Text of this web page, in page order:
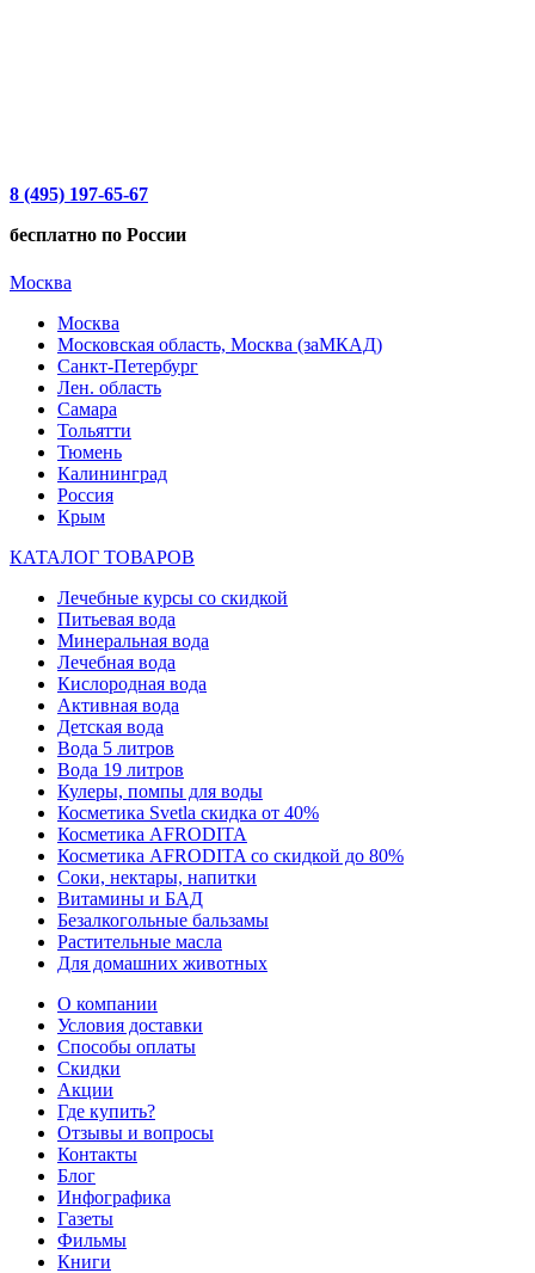
8 (495) 197-65-67
бесплатно по России
Москва
Москва
Московская область, Москва (заМКАД)
Санкт-Петербург
Лен. область
Самара
Тольятти
Тюмень
Калининград
Россия
Крым
КАТАЛОГ ТОВАРОВ
Лечебные курсы со скидкой
Питьевая вода
Минеральная вода
Лечебная вода
Кислородная вода
Активная вода
Детская вода
Вода 5 литров
Вода 19 литров
Кулеры, помпы для воды
Косметика Svetla скидка от 40%
Косметика AFRODITA
Косметика AFRODITA со скидкой до 80%
Соки, нектары, напитки
Витамины и БАД
Безалкогольные бальзамы
Растительные масла
Для домашних животных
О компании
Условия доставки
Способы оплаты
Скидки
Акции
Где купить?
Отзывы и вопросы
Контакты
Блог
Инфографика
Газеты
Фильмы
Книги